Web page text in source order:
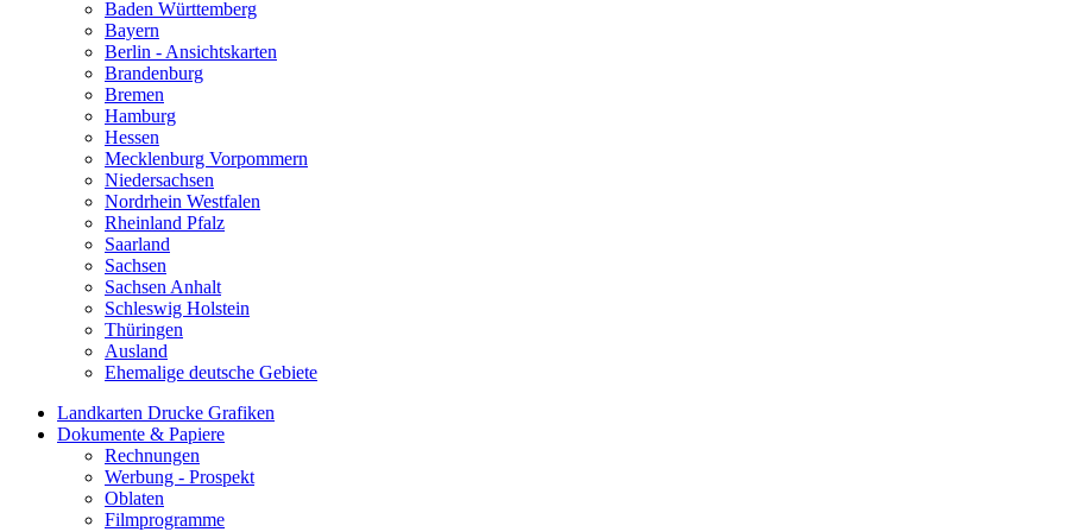
Baden Württemberg
Bayern
Berlin - Ansichtskarten
Brandenburg
Bremen
Hamburg
Hessen
Mecklenburg Vorpommern
Niedersachsen
Nordrhein Westfalen
Rheinland Pfalz
Saarland
Sachsen
Sachsen Anhalt
Schleswig Holstein
Thüringen
Ausland
Ehemalige deutsche Gebiete
Landkarten Drucke Grafiken
Dokumente & Papiere
Rechnungen
Werbung - Prospekt
Oblaten
Filmprogramme